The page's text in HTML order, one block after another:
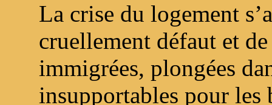
La crise du logement
cruellement défaut et
immigrées, plongées
insupportables pour les